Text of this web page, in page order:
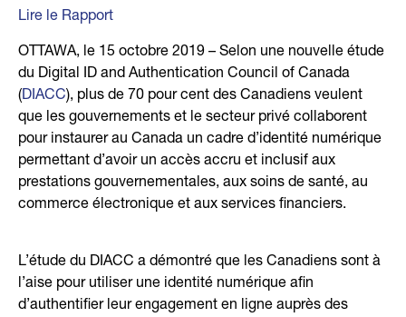
Lire le Rapport
OTTAWA, le 15 octobre 2019 – Selon une nouvelle étude
du Digital ID and Authentication Council of Canada
(DIACC), plus de 70 pour cent des Canadiens veulent
que les gouvernements et le secteur privé collaborent
pour instaurer au Canada un cadre d’identité numérique
permettant d’avoir un accès accru et inclusif aux
prestations gouvernementales, aux soins de santé, au
commerce électronique et aux services financiers.
L’étude du DIACC a démontré que les Canadiens sont à
l’aise pour utiliser une identité numérique afin
d’authentifier leur engagement en ligne auprès des